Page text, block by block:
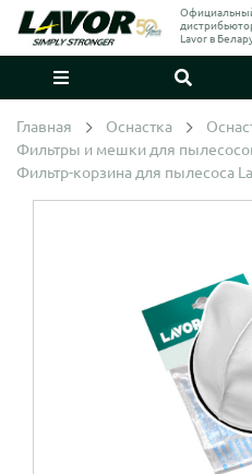
Lavor в
Главная Оснастка
Фильтры и мешки для
Фильтр-корзина для пылесоса